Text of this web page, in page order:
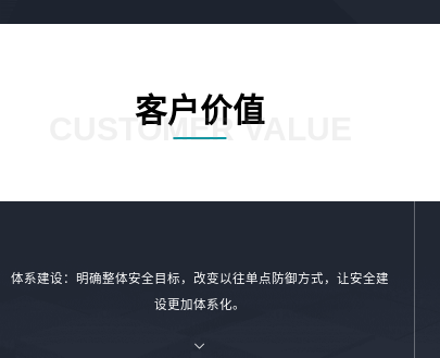
客户价值
CUSTOMER VALUE
体系建设：明确整体安全目标，改变以往单点防御方式，让安全建
设更加体系化。